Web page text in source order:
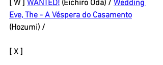
[ W ] WANTED! (Eichiro Oda) / Wedding
Eve, The - A Véspera do Casamento
(Hozumi) /
[ X ]